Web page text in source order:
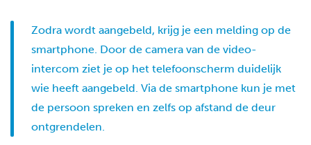
Zodra wordt aangebeld, krijg je een melding op de
smartphone. Door de camera van de video-
intercom ziet je op het telefoonscherm duidelijk
wie heeft aangebeld. Via de smartphone kun je met
de persoon spreken en zelfs op afstand de deur
ontgrendelen.